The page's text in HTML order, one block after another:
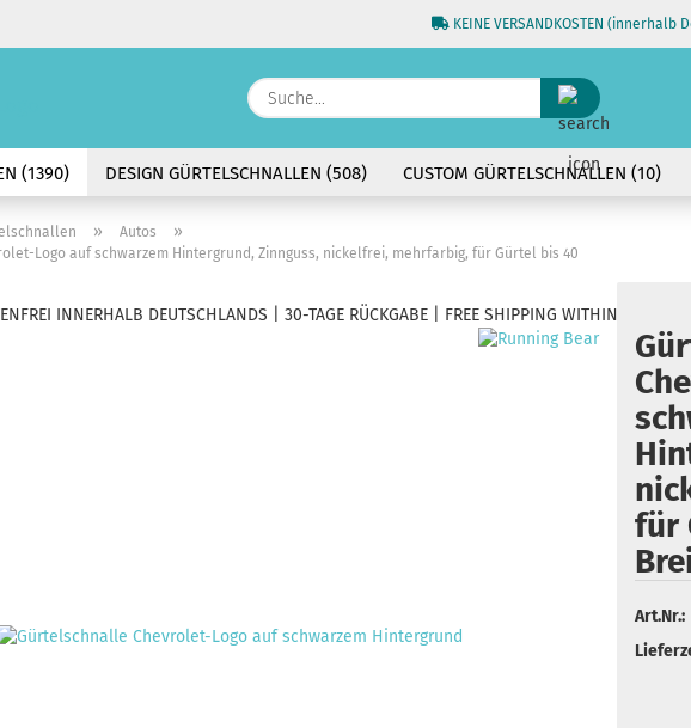
KEINE VERSANDKOSTEN (innerhalb
Sprache auswählen
Suche...
(1390) DESIGN GÜRTELSCHNALLEN (508) CUSTOM GÜRTELSCHNALLEN (10)
(45)
» Autos »
Logo auf schwarzem Hintergrund, Zinnguss, nickelfrei, mehrfarbig, für Gürtel bis 40
INNERHALB DEUTSCHLANDS | 30-TAGE RÜCKGABE | FREE SHIPPING WITHIN
für
Art.Nr.: